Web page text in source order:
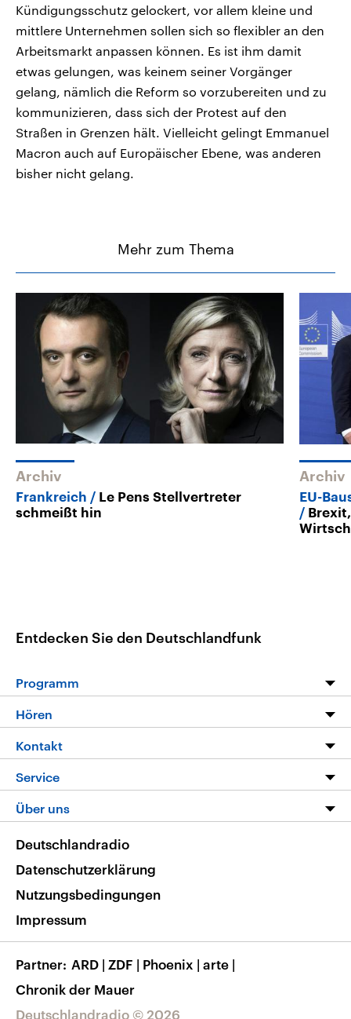
Kündigungsschutz gelockert, vor allem kleine und
mittlere Unternehmen sollen sich so flexibler an den
Arbeitsmarkt anpassen können. Es ist ihm damit
etwas gelungen, was keinem seiner Vorgänger
gelang, nämlich die Reform so vorzubereiten und zu
kommunizieren, dass sich der Protest auf den
Straßen in Grenzen hält. Vielleicht gelingt Emmanuel
Macron auch auf Europäischer Ebene, was anderen
bisher nicht gelang.
Mehr zum Thema
Archiv
Frankreich
Le Pens Stellvertreter
schmeißt hin
Archiv
EU-
Entdecken Sie den Deutschlandfunk
Programm
Programm
Die Nachrichten
Nachrichtenleicht
Neue Beiträge auf dlf.de
Hören
Livestream
Podcasts
Deutschlandfunk App
Nachrichten App
Frequenzen
Kontakt
Hörerservice
Service
FAQ
Veranstaltungen
Musikliste
RSS
Über uns
Barrierefreiheit
Deutschlandradio © 2026
Deutschlandradio
Datenschutzerklärung
Nutzungsbedingungen
Impressum
Partner ARD | ZDF | Phoenix | arte |
Chronik der Mauer